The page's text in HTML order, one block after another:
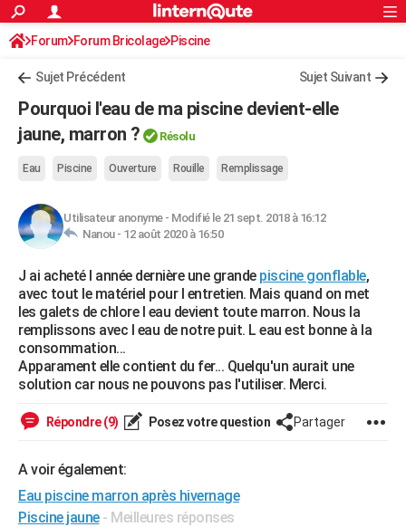
ACTUALITÉS
Politique
Société
Faits Divers
Education
Monde
Villes
+
Programme TV
TNTStreaming
Cinéma
Sorties cinéma
Musique
+FINANCE
Retraite
Impôts
Epargne
Immobilier
Risques naturels par ville
Banque
Assurance
Crédit
AUTO
Essais
Réserver un essai
Citadines
Berlines
SUV
Forum auto
HIGH-TECH
Mobiles
Meilleur smartphone
Internet
Ordinateurs
Jeux vidéo
Guide high-tech
+BRICOLAGE
Forum
Aménagement intérieur
Extérieur
Cuisine
Salle de bains
Jardinage
Rangement
WEEK-END
Guides de France
Escapades
Patrimoine
Expositions
Musées
Week-end nature
LIFESTYLE
Art de vivre
Bien-être
Loisirs
Mode
Modes de vie
SANTE
Alimentation
Guide de la santé
Maladies
Médicaments
Sommeil
VOYAGE
Destinations
City break
Voyage nature
Voyage de noces
Forum
Climat
PHOTO
GUIDES D'ACHAT
BONS PLANS
S'inscrire
Connexion
Forum Forum Bricolage Piscine
Sujet Précédent Sujet Suivant
Pourquoi l'eau de ma piscine devient-elle
jaune, marron ?
Résolu
Eau Piscine Ouverture Rouille Remplissage
Utilisateur anonyme- Modifié le 21 sept. 2018 à 16:12
Nanou - 12 août 2020 à 16:50
J ai acheté l année dernière une grande piscine gonflable,
avec tout le matériel pour l entretien. Mais quand on met
les galets de chlore l eau devient toute marron. Nous la
remplissons avec l eau de notre puit. L eau est bonne à la
consommation...
Apparament elle contient du fer... Quelqu'un aurait une
solution car nous ne pouvons pas l'utiliser. Merci.
Répondre (9) Posez votre question Partager
A voir également:
Eau piscine marron après hivernage
Piscine jaune - Meilleures réponses